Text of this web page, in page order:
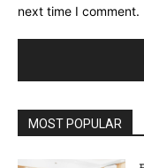
next time I comment.
MOST POPULAR